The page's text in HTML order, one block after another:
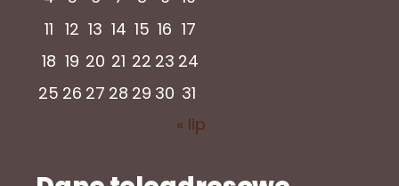
11 12 13 14 15 16 17
18 19 20 21 22 23 24
25 26 27 28 29 30 31
« lip